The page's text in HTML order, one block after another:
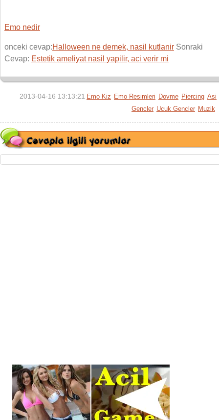
Emo nedir
onceki cevap:Halloween ne demek, nasil kutlanir Sonraki
Cevap: Estetik ameliyat nasil yapilir, aci verir mi
2013-04-16 13:13:21 Emo Kiz Emo Resimleri Dovme Piercing Asi
Gencler Ucuk Gencler Muzik